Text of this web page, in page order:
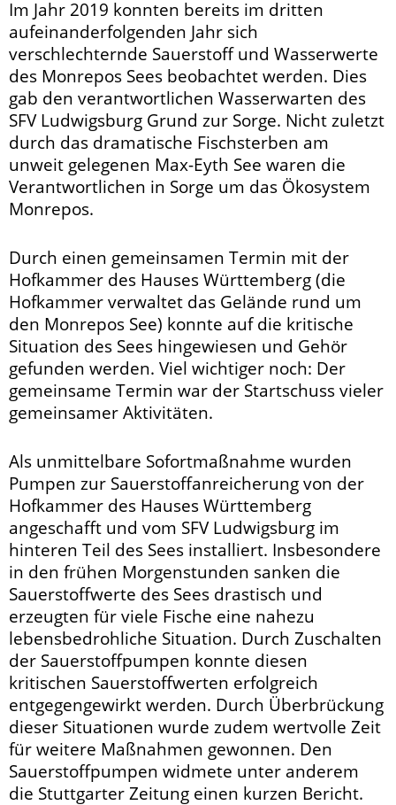
Im Jahr 2019 konnten bereits im dritten
aufeinanderfolgenden Jahr sich
verschlechternde Sauerstoff und Wasserwerte
des Monrepos Sees beobachtet werden. Dies
gab den verantwortlichen Wasserwarten des
SFV Ludwigsburg Grund zur Sorge. Nicht zuletzt
durch das dramatische Fischsterben am
unweit gelegenen Max-Eyth See waren die
Verantwortlichen in Sorge um das Ökosystem
Monrepos.
Durch einen gemeinsamen Termin mit der
Hofkammer des Hauses Württemberg (die
Hofkammer verwaltet das Gelände rund um
den Monrepos See) konnte auf die kritische
Situation des Sees hingewiesen und Gehör
gefunden werden. Viel wichtiger noch: Der
gemeinsame Termin war der Startschuss vieler
gemeinsamer Aktivitäten.
Als unmittelbare Sofortmaßnahme wurden
Pumpen zur Sauerstoffanreicherung von der
Hofkammer des Hauses Württemberg
angeschafft und vom SFV Ludwigsburg im
hinteren Teil des Sees installiert. Insbesondere
in den frühen Morgenstunden sanken die
Sauerstoffwerte des Sees drastisch und
erzeugten für viele Fische eine nahezu
lebensbedrohliche Situation. Durch Zuschalten
der Sauerstoffpumpen konnte diesen
kritischen Sauerstoffwerten erfolgreich
entgegengewirkt werden. Durch Überbrückung
dieser Situationen wurde zudem wertvolle Zeit
für weitere Maßnahmen gewonnen. Den
Sauerstoffpumpen widmete unter anderem
die Stuttgarter Zeitung einen kurzen Bericht.